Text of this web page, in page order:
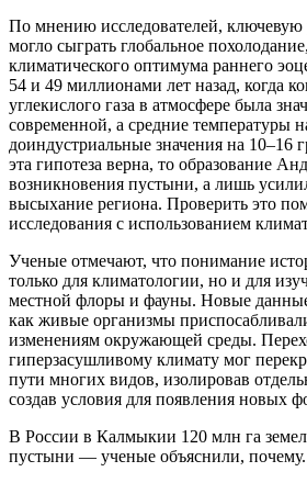
По мнению исследователей, ключевую
могло сыграть глобальное
климатического оптимума раннего
54 и 49 миллионами лет назад, когда
углекислого газа в атмосфере была
современной, а средние температуры
доиндустриальные значения на 10–16
эта гипотеза верна, то образование
возникновения пустыни, а лишь
высыхание региона. Проверить это
исследования с использованием
Ученые отмечают, что понимание
только для климатологии, но и для
местной флоры и фауны. Новые
как живые организмы
изменениям окружающей среды.
гиперзасушливому климату мог
пути многих видов, изолировав
создав условия для появления новых
В России в Калмыкии 120 млн га
пустыни — ученые объяснили, почему.